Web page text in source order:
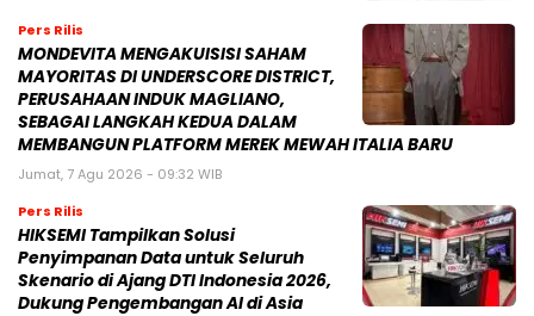
Pers Rilis
MONDEVITA MENGAKUISISI SAHAM
MAYORITAS DI UNDERSCORE DISTRICT,
PERUSAHAAN INDUK MAGLIANO,
SEBAGAI LANGKAH KEDUA DALAM
MEMBANGUN PLATFORM MEREK MEWAH ITALIA BARU
Jumat, 7 Agu 2026 - 09:32 WIB
Pers Rilis
HIKSEMI Tampilkan Solusi
Penyimpanan Data untuk Seluruh
Skenario di Ajang DTI Indonesia 2026,
Dukung Pengembangan AI di Asia